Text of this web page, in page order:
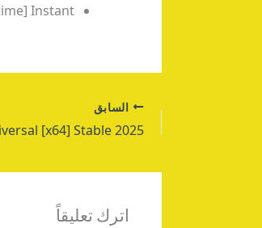
Instant
السابق
اترك تعليقاً